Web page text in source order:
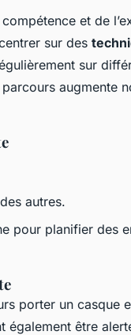
et de
sur des
sur
augmente
autres.
pour planifier des
porter un casque
également être